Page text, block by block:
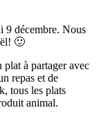
9 décembre. Nous
🙂
à partager avec
repas et de
tous les plats
animal.